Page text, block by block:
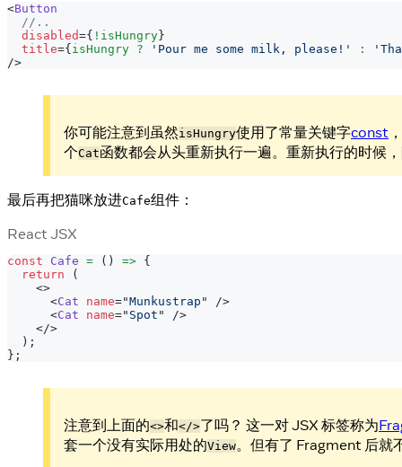
<Button
//..
disabled={ ! isHungry}
title={isHungry ? 'Pour me some milk, please!' :
/>
你可能注意到虽然isHungry使用了常量关键字const
个Cat函数都会从头重新执行一遍。重新执行的时候，
最后再把猫咪放进Cafe组件：
React JSX
const Cafe = ( ) => {
return
(
<>
<Cat name="Munkustrap "
/>
<Cat name=" Spot "
/>
</>
) ;
} ;
注意到上面的<>和</>了吗？ 这一对 JSX 标签称为
套一个没有实际用处的View。但有了 Fragment 后就